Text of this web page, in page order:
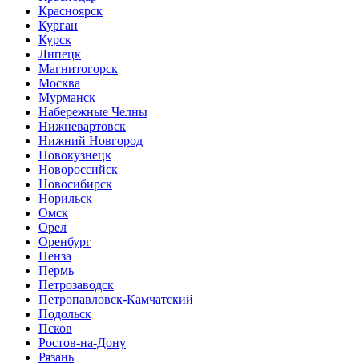
Красноярск
Курган
Курск
Липецк
Магнитогорск
Москва
Мурманск
Набережные Челны
Нижневартовск
Нижний Новгород
Новокузнецк
Новороссийск
Новосибирск
Норильск
Омск
Орел
Оренбург
Пенза
Пермь
Петрозаводск
Петропавловск-Камчатский
Подольск
Псков
Ростов-на-Дону
Рязань